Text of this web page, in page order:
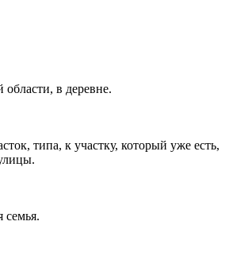
в деревне.
типа, к участку, который уже есть,
семья.